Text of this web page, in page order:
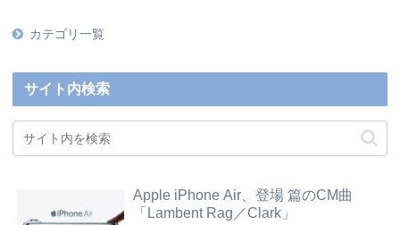
カテゴリ一覧
サイト内検索
Apple iPhone Air、登場 篇のCM曲
「Lambent Rag／Clark」